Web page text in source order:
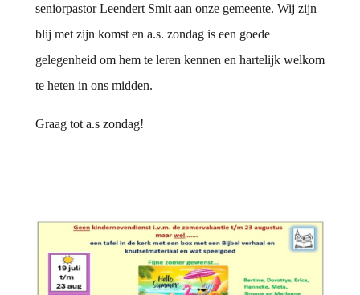
seniorpastor Leendert Smit aan onze gemeente. Wij zijn
blij met zijn komst en a.s. zondag is een goede
gelegenheid om hem te leren kennen en hartelijk welkom
te heten in ons midden.
Graag tot a.s zondag!